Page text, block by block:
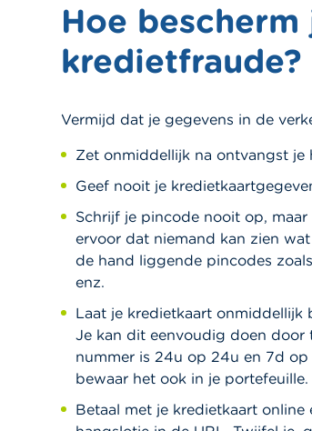
Hoe
kredietfraude?
Vermijd dat je gegevens in de
Zet onmiddellijk na ontvangst
Geef nooit je
Schrijf je pincode nooit op,
ervoor dat niemand kan zien
de hand liggende pincodes
enz.
Laat je kredietkaart onmiddellijk
Je kan dit eenvoudig doen door
nummer is 24u op 24u en 7d
bewaar het ook in je portefeuille.
Betaal met je kredietkaart